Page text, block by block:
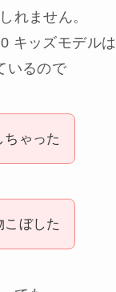
れません。
キッズモデルは
いるので
ちゃった
こぼした